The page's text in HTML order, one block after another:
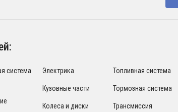
система Электрика
Кузовные части
Колеса и диски
Топливная система
Тормозная система
Трансмиссия